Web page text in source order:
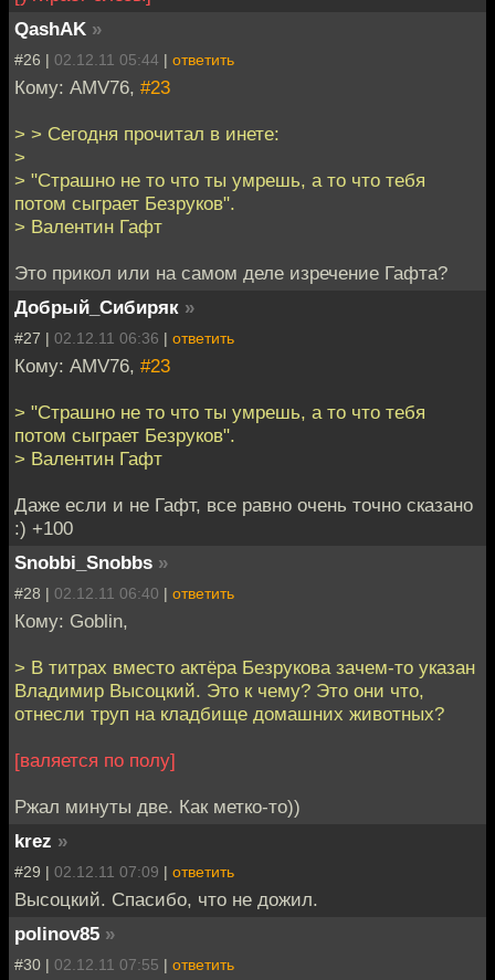
QashAK »
#26 | 02.12.11 05:44 | ответить
Кому: AMV76, #23
> > Сегодня прочитал в инете:
>
> "Страшно не то что ты умрешь, а то что тебя
потом сыграет Безруков".
> Валентин Гафт
Это прикол или на самом деле изречение Гафта?
Добрый_Сибиряк »
#27 | 02.12.11 06:36 | ответить
Кому: AMV76, #23
> "Страшно не то что ты умрешь, а то что тебя
потом сыграет Безруков".
> Валентин Гафт
Даже если и не Гафт, все равно очень точно сказано
:) +100
Snobbi_Snobbs »
#28 | 02.12.11 06:40 | ответить
Кому: Goblin,
> В титрах вместо актёра Безрукова зачем-то указан
Владимир Высоцкий. Это к чему? Это они что,
отнесли труп на кладбище домашних животных?
[валяется по полу]
Ржал минуты две. Как метко-то))
krez »
#29 | 02.12.11 07:09 | ответить
Высоцкий. Спасибо, что не дожил.
polinov85 »
#30 | 02.12.11 07:55 | ответить